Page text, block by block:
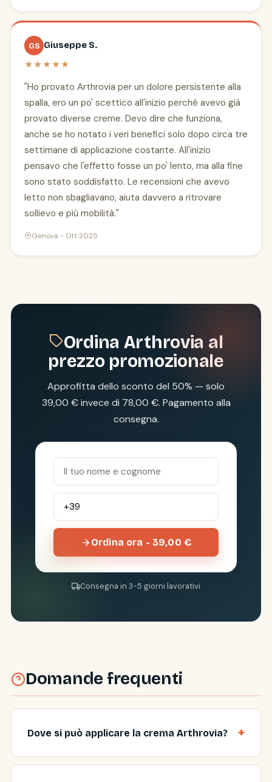
GS Giuseppe S.
★★★★★
"Ho provato Arthrovia per un dolore persistente alla
spalla, ero un po' scettico all'inizio perché avevo già
provato diverse creme. Devo dire che funziona,
anche se ho notato i veri benefici solo dopo circa tre
settimane di applicazione costante. All'inizio
pensavo che l'effetto fosse un po' lento, ma alla fine
sono stato soddisfatto. Le recensioni che avevo
letto non sbagliavano, aiuta davvero a ritrovare
sollievo e più mobilità."
Genova - Ott 2025
Ordina Arthrovia al
prezzo promozionale
Approfitta dello sconto del 50% — solo
39,00 € invece di 78,00 €. Pagamento alla
consegna.
Ordina ora - 39,00 €
Consegna in 3-5 giorni lavorativi
Domande frequenti
Dove si può applicare la crema Arthrovia?